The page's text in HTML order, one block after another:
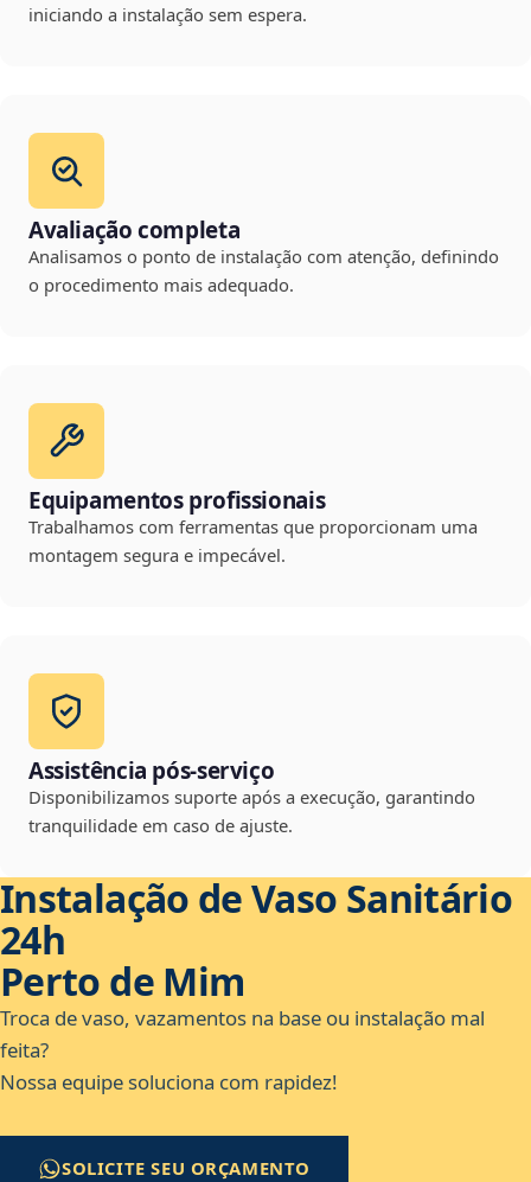
iniciando a instalação sem espera.
Avaliação completa
Analisamos o ponto de instalação com atenção, definindo
o procedimento mais adequado.
Equipamentos profissionais
Trabalhamos com ferramentas que proporcionam uma
montagem segura e impecável.
Assistência pós-serviço
Disponibilizamos suporte após a execução, garantindo
tranquilidade em caso de ajuste.
Instalação de Vaso Sanitário
24h
Perto de Mim
Troca de vaso, vazamentos na base ou instalação mal
feita?
Nossa equipe soluciona com rapidez!
SOLICITE SEU ORÇAMENTO